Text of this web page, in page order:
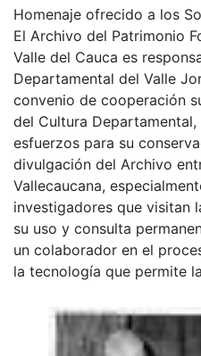
Homenaje ofrecido a los
El Archivo del Patrimonio
Valle del Cauca es
Departamental del Valle
convenio de cooperación
del Cultura
esfuerzos para su
divulgación del Archivo
Vallecaucana,
investigadores que visitan
su uso y consulta
un colaborador en el
la tecnología que permite